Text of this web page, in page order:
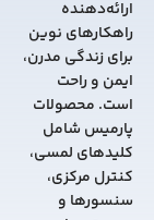
ارائه‌دهنده
راهکارهای نوین
برای زندگی مدرن،
ایمن و راحت
است. محصولات
پارمیس شامل
کلیدهای لمسی،
کنترل مرکزی،
سنسورها و